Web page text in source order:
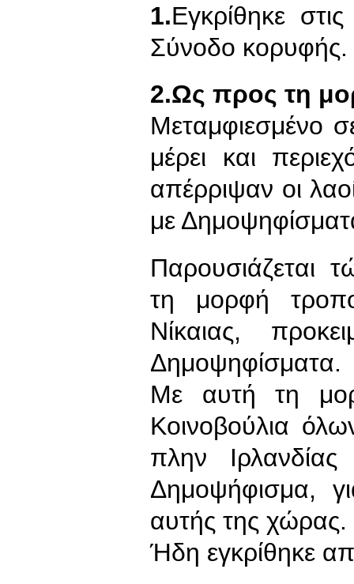
1.Εγκρίθηκε
Σύνοδο κορυφής.
2.Ως προς τη
Μεταμφιεσμένο
μέρει και
απέρριψαν οι
με
Παρουσιάζεται
τη μορφή
Νίκαιας,
Δημοψηφίσματα.
Με αυτή τη
Κοινοβούλια
πλην
Δημοψήφισμα,
αυτής της χώρας.
Ήδη εγκρίθηκε